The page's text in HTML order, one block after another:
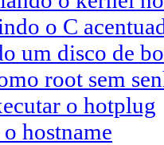
o C
um disco de
root sem
o hotplug
hostname